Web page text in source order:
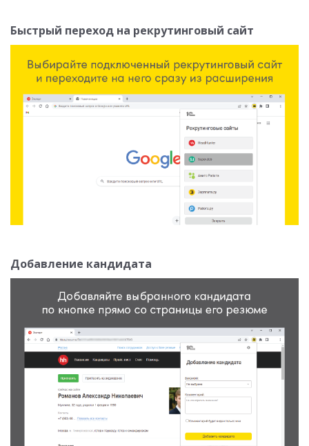
Быстрый переход на рекрутинговый сайт
Добавление кандидата